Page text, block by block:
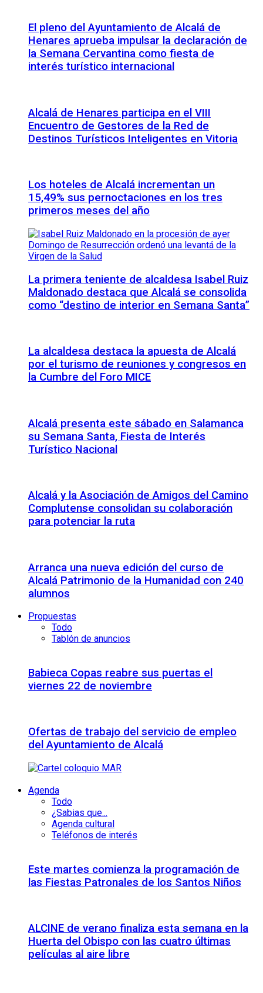
El pleno del Ayuntamiento de Alcalá de
Henares aprueba impulsar la declaración de
la Semana Cervantina como fiesta de
interés turístico internacional
Alcalá de Henares participa en el VIII
Encuentro de Gestores de la Red de
Destinos Turísticos Inteligentes en Vitoria
Los hoteles de Alcalá incrementan un
15,49% sus pernoctaciones en los tres
primeros meses del año
La primera teniente de alcaldesa Isabel Ruiz
Maldonado destaca que Alcalá se consolida
como “destino de interior en Semana Santa”
La alcaldesa destaca la apuesta de Alcalá
por el turismo de reuniones y congresos en
la Cumbre del Foro MICE
Alcalá presenta este sábado en Salamanca
su Semana Santa, Fiesta de Interés
Turístico Nacional
Alcalá y la Asociación de Amigos del Camino
Complutense consolidan su colaboración
para potenciar la ruta
Arranca una nueva edición del curso de
Alcalá Patrimonio de la Humanidad con 240
alumnos
Propuestas
Todo
Tablón de anuncios
Babieca Copas reabre sus puertas el
viernes 22 de noviembre
Ofertas de trabajo del servicio de empleo
del Ayuntamiento de Alcalá
Agenda
Todo
¿Sabias que...
Agenda cultural
Teléfonos de interés
Este martes comienza la programación de
las Fiestas Patronales de los Santos Niños
ALCINE de verano finaliza esta semana en la
Huerta del Obispo con las cuatro últimas
películas al aire libre